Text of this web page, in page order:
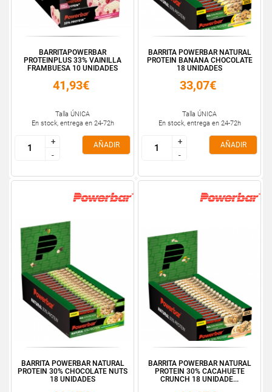
BARRITAPOWERBAR
PROTEINPLUS 33% VAINILLA
FRAMBUESA 10 UNIDADES
41,93€
Talla ÚNICA
En stock, entrega en 24-72h
+
-
+
-
AÑADIR
BARRITA POWERBAR NATURAL
PROTEIN BANANA CHOCOLATE
18 UNIDADES
33,07€
Talla ÚNICA
En stock, entrega en 24-72h
+
-
+
-
AÑADIR
BARRITA POWERBAR NATURAL
PROTEIN 30% CHOCOLATE NUTS
18 UNIDADES
BARRITA POWERBAR NATURAL
PROTEIN 30% CACAHUETE
CRUNCH 18 UNIDADE...